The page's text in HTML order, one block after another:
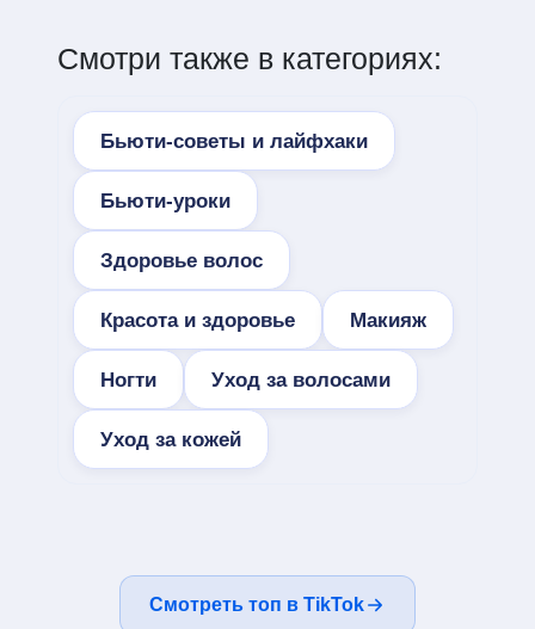
Смотри также в категориях:
Бьюти-советы и лайфхаки
Бьюти-уроки
Здоровье волос
Красота и здоровье Макияж
Ногти Уход за волосами
Уход за кожей
Смотреть топ в TikTok